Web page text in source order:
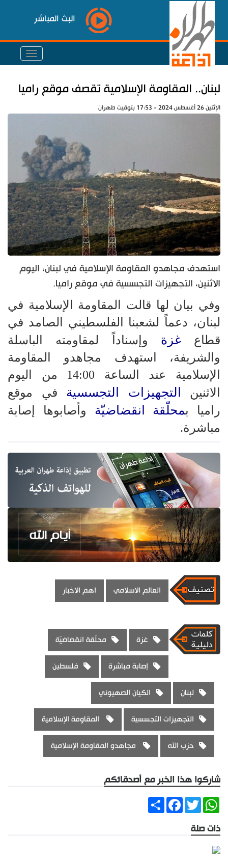
البث المباشر
‏لبنان.. المقاومة الإسلامية تقصف ‏موقع راميا
الإثنين 26 أغسطس 2024 - 17:53 بتوقيت طهران
استهدف مجاهدو ‌‏‌‏المقاومة الإسلامية في لبنان، اليوم
الاثنين، التجهيزات التجسسية في ‏موقع راميا.
وفي بيان لها قالت المقاومة الإسلامية في
لبنان، دعماً لشعبنا الفلسطيني الصامد في
قطاعغزة وإسناداً لمقاومته الباسلة
‌‏‌‏‌والشريفة، استهدف مجاهدو ‌‏‌‏المقاومة
الإسلامية ‏عند الساعة 14:00 من اليوم
الاثنين
التجهيزات التجسسية في ‏موقع
راميا بمحلّقة انقضاضيّة وأصابوها إصابة
مباشرة. ‏
العالم الاسلامي اهم الاخبار
غزة محلّقة انقضاضيّة
إصابة مباشرة فلسطين
لبنان الكيان الصهيوني
التجهيزات التجسسية ‌‏‌‏المقاومة الإسلامية
حزب الله مجاهدو ‌‏‌‏المقاومة الإسلامية
شاركوا هذا الخبر مع أصدقائكم
ShareFacebookTwitter
WhatsApp
ذات صلة